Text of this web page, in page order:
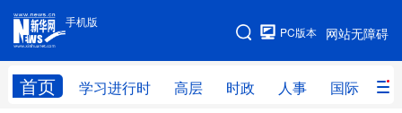
手机版
网站无障碍
PC版本
首页 学习进行时 高层 时政 人事 国际 财
手机版
网站地图